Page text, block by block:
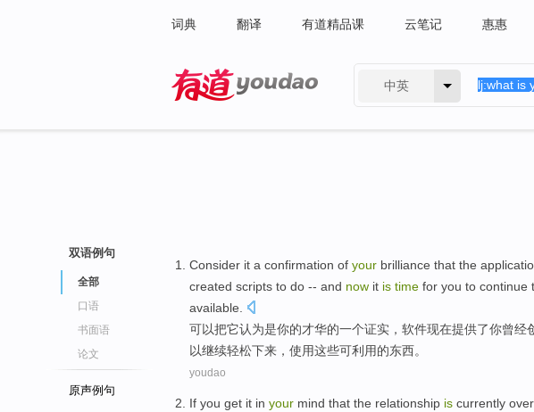
词典 翻译 有道精品课 云笔记 惠惠
中英
双语例句
全部
口语
书面语
论文
原声例句
Consider it a confirmation of your brilliance that the
created scripts to do -- and now it is time for you to continue
available
可以把它认为是你的才华的一个证实 ， 软件现在提供了你曾经
以继续轻松下来， 使用这些可利用的东西。
youdao
If you get it in your mind that the relationship is currently over